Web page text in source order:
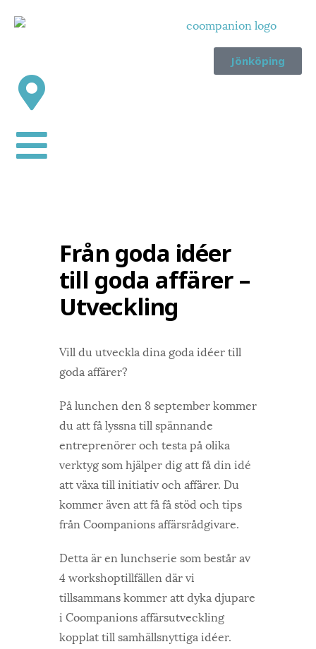
Jönköping
Från goda idéer
till goda affärer –
Utveckling
Vill du utveckla dina goda idéer till
goda affärer?
På lunchen den 8 september kommer
du att få lyssna till spännande
entreprenörer och testa på olika
verktyg som hjälper dig att få din idé
att växa till initiativ och affärer. Du
kommer även att få få stöd och tips
från Coompanions affärsrådgivare.
Detta är en lunchserie som består av
4 workshoptillfällen där vi
tillsammans kommer att dyka djupare
i Coompanions affärsutveckling
kopplat till samhällsnyttiga idéer.